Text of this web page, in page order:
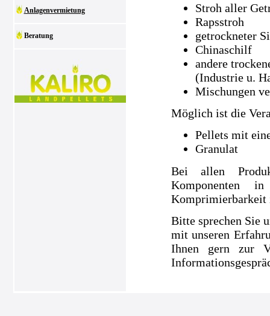
Anlagenvermietung
Beratung
Stroh aller
Rapsstroh
getrockneter
Chinaschilf
andere
(Industrie u.
Mischungen
Möglich ist die
Pellets mit
Granulat
Bei allen
Komponenten
Bitte sprechen Sie
mit unseren
Ihnen gern zur